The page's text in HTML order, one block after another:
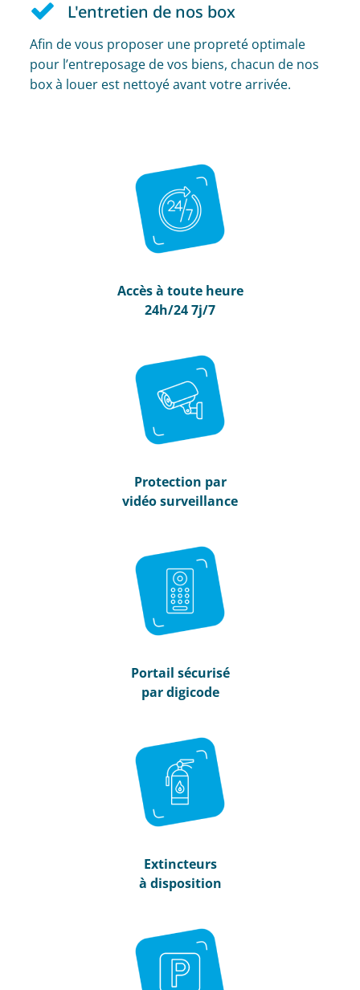
L'entretien de nos box
Afin de vous proposer une propreté optimale
pour l’entreposage de vos biens, chacun de nos
box à louer est nettoyé avant votre arrivée.
Accès à toute heure
24h/24 7j/7
Protection par
vidéo surveillance
Portail sécurisé
par digicode
Extincteurs
à disposition